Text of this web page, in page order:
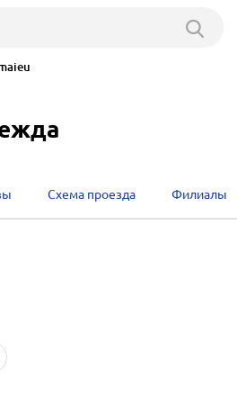
Схема проезда Филиалы